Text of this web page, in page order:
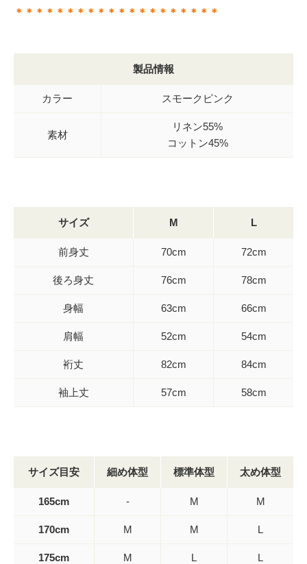
＊＊＊＊＊＊＊＊＊＊＊＊＊＊＊＊＊＊＊＊
製品情報
カラー スモークピンク
素材
リネン55%
コットン45%
サイズ M L
前身丈 70cm 72cm
後ろ身丈 76cm 78cm
身幅 63cm 66cm
肩幅 52cm 54cm
裄丈 82cm 84cm
袖上丈 57cm 58cm
サイズ目安 細め体型 標準体型 太め体型
165cm - M M
170cm M M L
175cm M L L